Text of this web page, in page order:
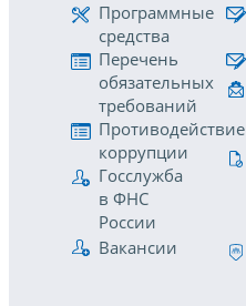
Программные
средства
Перечень
обязательных
требований
Противодействие
коррупции
Госслужба
в ФНС
России
Вакансии